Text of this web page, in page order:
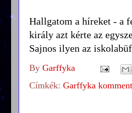
Hallgatom a híreket - a
király azt kérte az
Sajnos ilyen az
By Garffyka
Címkék: Garffyka